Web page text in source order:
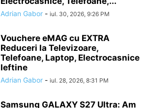
Adrian Gabor - iul. 30, 2026, 9:26 PM
Vouchere eMAG cu EXTRA
Reduceri la Televizoare,
Telefoane, Laptop, Electrocasnice
Ieftine
Adrian Gabor - iul. 28, 2026, 8:31 PM
Samsung GALAXY S27 Ultra: Am